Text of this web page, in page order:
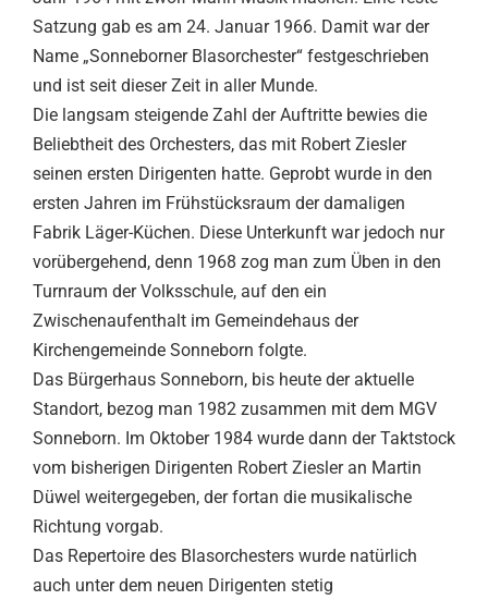
Satzung gab es am 24. Januar 1966. Damit war der
Name „Sonneborner Blasorchester“ festgeschrieben
und ist seit dieser Zeit in aller Munde.
Die langsam steigende Zahl der Auftritte bewies die
Beliebtheit des Orchesters, das mit Robert Ziesler
seinen ersten Dirigenten hatte. Geprobt wurde in den
ersten Jahren im Frühstücksraum der damaligen
Fabrik Läger-Küchen. Diese Unterkunft war jedoch nur
vorübergehend, denn 1968 zog man zum Üben in den
Turnraum der Volksschule, auf den ein
Zwischenaufenthalt im Gemeindehaus der
Kirchengemeinde Sonneborn folgte.
Das Bürgerhaus Sonneborn, bis heute der aktuelle
Standort, bezog man 1982 zusammen mit dem MGV
Sonneborn. Im Oktober 1984 wurde dann der Taktstock
vom bisherigen Dirigenten Robert Ziesler an Martin
Düwel weitergegeben, der fortan die musikalische
Richtung vorgab.
Das Repertoire des Blasorchesters wurde natürlich
auch unter dem neuen Dirigenten stetig